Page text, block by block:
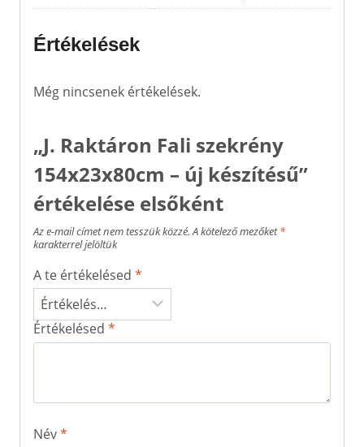
Értékelések
Még nincsenek értékelések.
„J. Raktáron Fali szekrény
154x23x80cm – új készítésű”
értékelése elsőként
Az e-mail címet nem tesszük közzé. A kötelező mezőket*
karakterrel jelöltük
A te értékelésed *
Értékelésed *
Név*